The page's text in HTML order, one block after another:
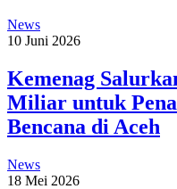
News
10 Juni 2026
Kemenag
Miliar untuk
Bencana di Aceh
News
18 Mei 2026